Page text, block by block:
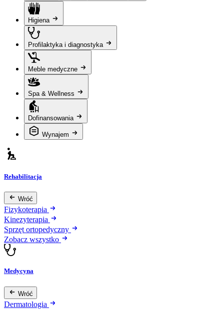
Higiena
Profilaktyka i diagnostyka
Meble medyczne
Spa & Wellness
Dofinansowania
Wynajem
Rehabilitacja
Wróć
Fizykoterapia
Kinezyterapia
Sprzęt ortopedyczny
Zobacz wszystko
Medycyna
Wróć
Dermatologia